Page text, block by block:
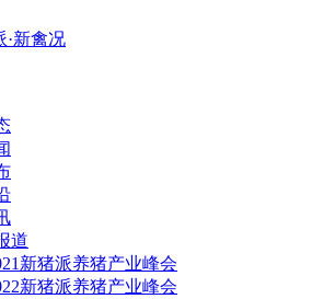
道
新猪派养猪产业峰会
新猪派养猪产业峰会